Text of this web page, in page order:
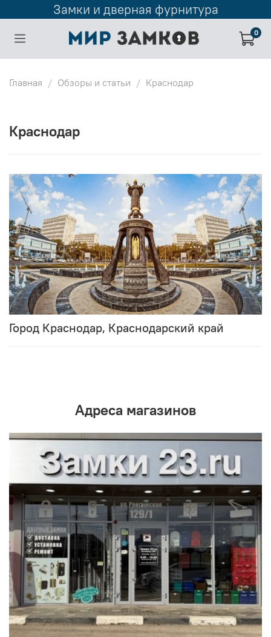
Замки и дверная фурнитура
0
Главная Обзоры и статьи Краснодар
Краснодар
Город Краснодар, Краснодарский край
Адреса магазинов